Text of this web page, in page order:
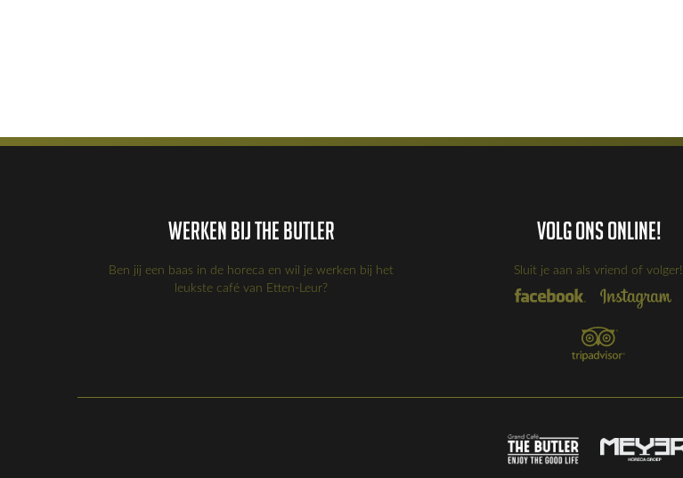
Werken bij the Butler
Ben jij een baas in de horeca en wil je werken bij het
leukste café van Etten-Leur?
Volg ons online!
Sluit je aan als vriend of volger!